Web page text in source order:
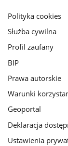
gov.pl
Polityka cookies
Służba cywilna
Profil zaufany
BIP
Prawa autorskie
Warunki
Geoportal
Deklaracja
Ustawienia